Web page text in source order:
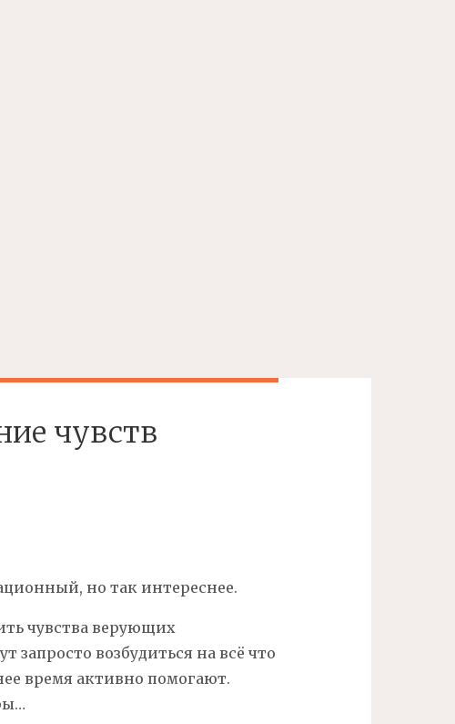
чувств
но так интереснее.
чувства верующих
возбудиться на всё что
время активно помогают.